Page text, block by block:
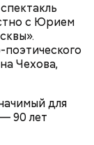
с Юрием
Чехова,
для
90 лет
которые
Московском
Северный
Как
просто
пролезать.
кто не
16 лет.